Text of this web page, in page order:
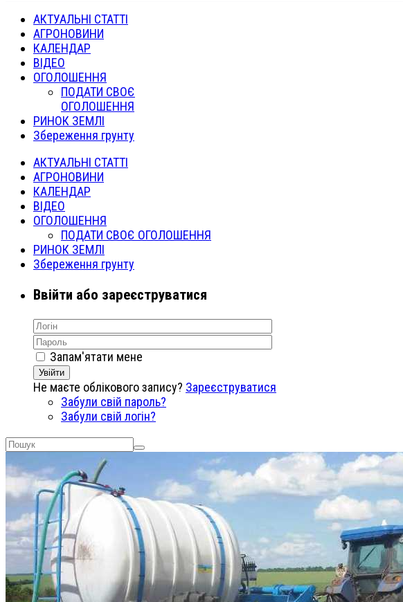
АКТУАЛЬНІ СТАТТІ
АГРОНОВИНИ
КАЛЕНДАР
ВІДЕО
ОГОЛОШЕННЯ
ПОДАТИ СВОЄ
ОГОЛОШЕННЯ
РИНОК ЗЕМЛІ
Збереження грунту
АКТУАЛЬНІ СТАТТІ
АГРОНОВИНИ
КАЛЕНДАР
ВІДЕО
ОГОЛОШЕННЯ
ПОДАТИ СВОЄ ОГОЛОШЕННЯ
РИНОК ЗЕМЛІ
Збереження грунту
Ввійти або зареєструватися
Запам'ятати мене
Увійти
Не маєте облікового запису? Зареєструватися
Забули свій пароль?
Забули свій логін?